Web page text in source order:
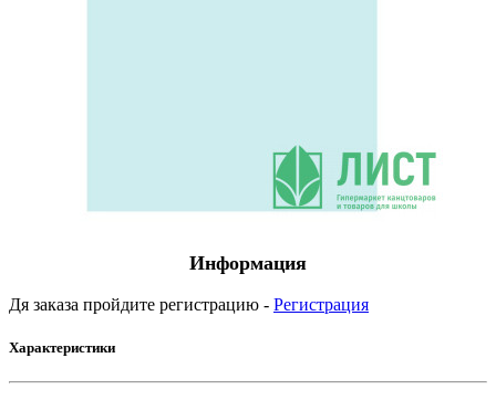
Информация
Дя заказа пройдите регистрацию - Регистрация
Характеристики